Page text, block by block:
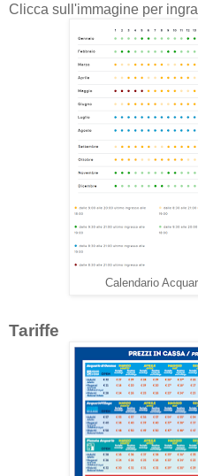
Clicca sull'immagine per
Calendario
Tariffe